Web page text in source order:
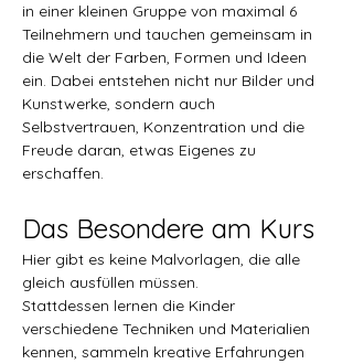
in einer kleinen Gruppe von maximal 6
Teilnehmern und tauchen gemeinsam in
die Welt der Farben, Formen und Ideen
ein. Dabei entstehen nicht nur Bilder und
Kunstwerke, sondern auch
Selbstvertrauen, Konzentration und die
Freude daran, etwas Eigenes zu
erschaffen.
Das Besondere am Kurs
Hier gibt es keine Malvorlagen, die alle
gleich ausfüllen müssen.
Stattdessen lernen die Kinder
verschiedene Techniken und Materialien
kennen, sammeln kreative Erfahrungen